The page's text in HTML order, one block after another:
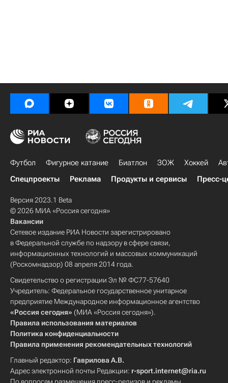
Футбол Фигурное катание Биатлон ЗОЖ Хоккей
Спецпроекты
Реклама Продукты и сервисы Пресс-
Версия 2023.1 Beta
© 2026 МИА «Россия сегодня»
Вакансии
Сетевое издание РИА Новости зарегистрировано
в Федеральной службе по надзору в сфере связи,
информационных технологий и массовых коммуникаций
(Роскомнадзор) 08 апреля 2014 года.
Свидетельство о регистрации Эл № ФС77-57640
Учредитель: Федеральное государственное унитарное
предприятие Международное информационное агентство
«Россия сегодня» (МИА «Россия сегодня»).
Правила использования материалов
Политика конфиденциальности
Правила применения рекомендательных технологий
Главный редактор: Гаврилова А.В.
Адрес электронной почты Редакции: r-sport.internet@ria.ru